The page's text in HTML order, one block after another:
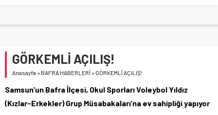
GÖRKEMLİ AÇILIŞ!
Anasayfa » BAFRA HABERLERİ » GÖRKEMLİ AÇILIŞ!
Samsun’un Bafra İlçesi, Okul Sporları Voleybol Yıldız
(Kızlar-Erkekler) Grup Müsabakaları’na ev sahipliği yapıyor